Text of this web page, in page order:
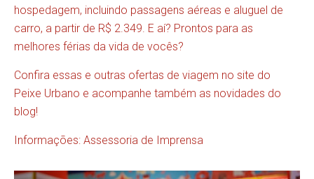
hospedagem, incluindo passagens aéreas e aluguel de
carro, a partir de R$ 2.349. E aí? Prontos para as
melhores férias da vida de vocês?
Confira essas e outras ofertas de viagem no site do
Peixe Urbano e acompanhe também as novidades do
blog!
Informações: Assessoria de Imprensa